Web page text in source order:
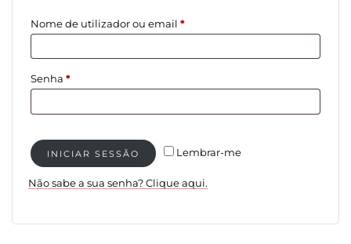
Nome de utilizador ou email *Obrigatório
Senha *Obrigatório
Lembrar-me
INICIAR SESSÃO
Não sabe a sua senha? Clique aqui.